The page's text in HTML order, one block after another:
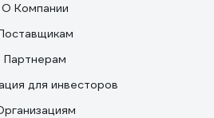
О Компании
Партнерам
для инвесторов